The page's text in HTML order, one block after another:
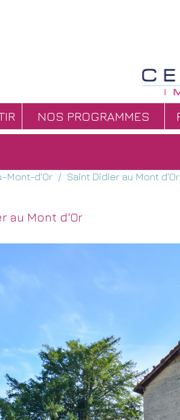
NOS PROGRAMMES
Mont-d'Or Saint Didier au Mont d'Or
au Mont d'Or